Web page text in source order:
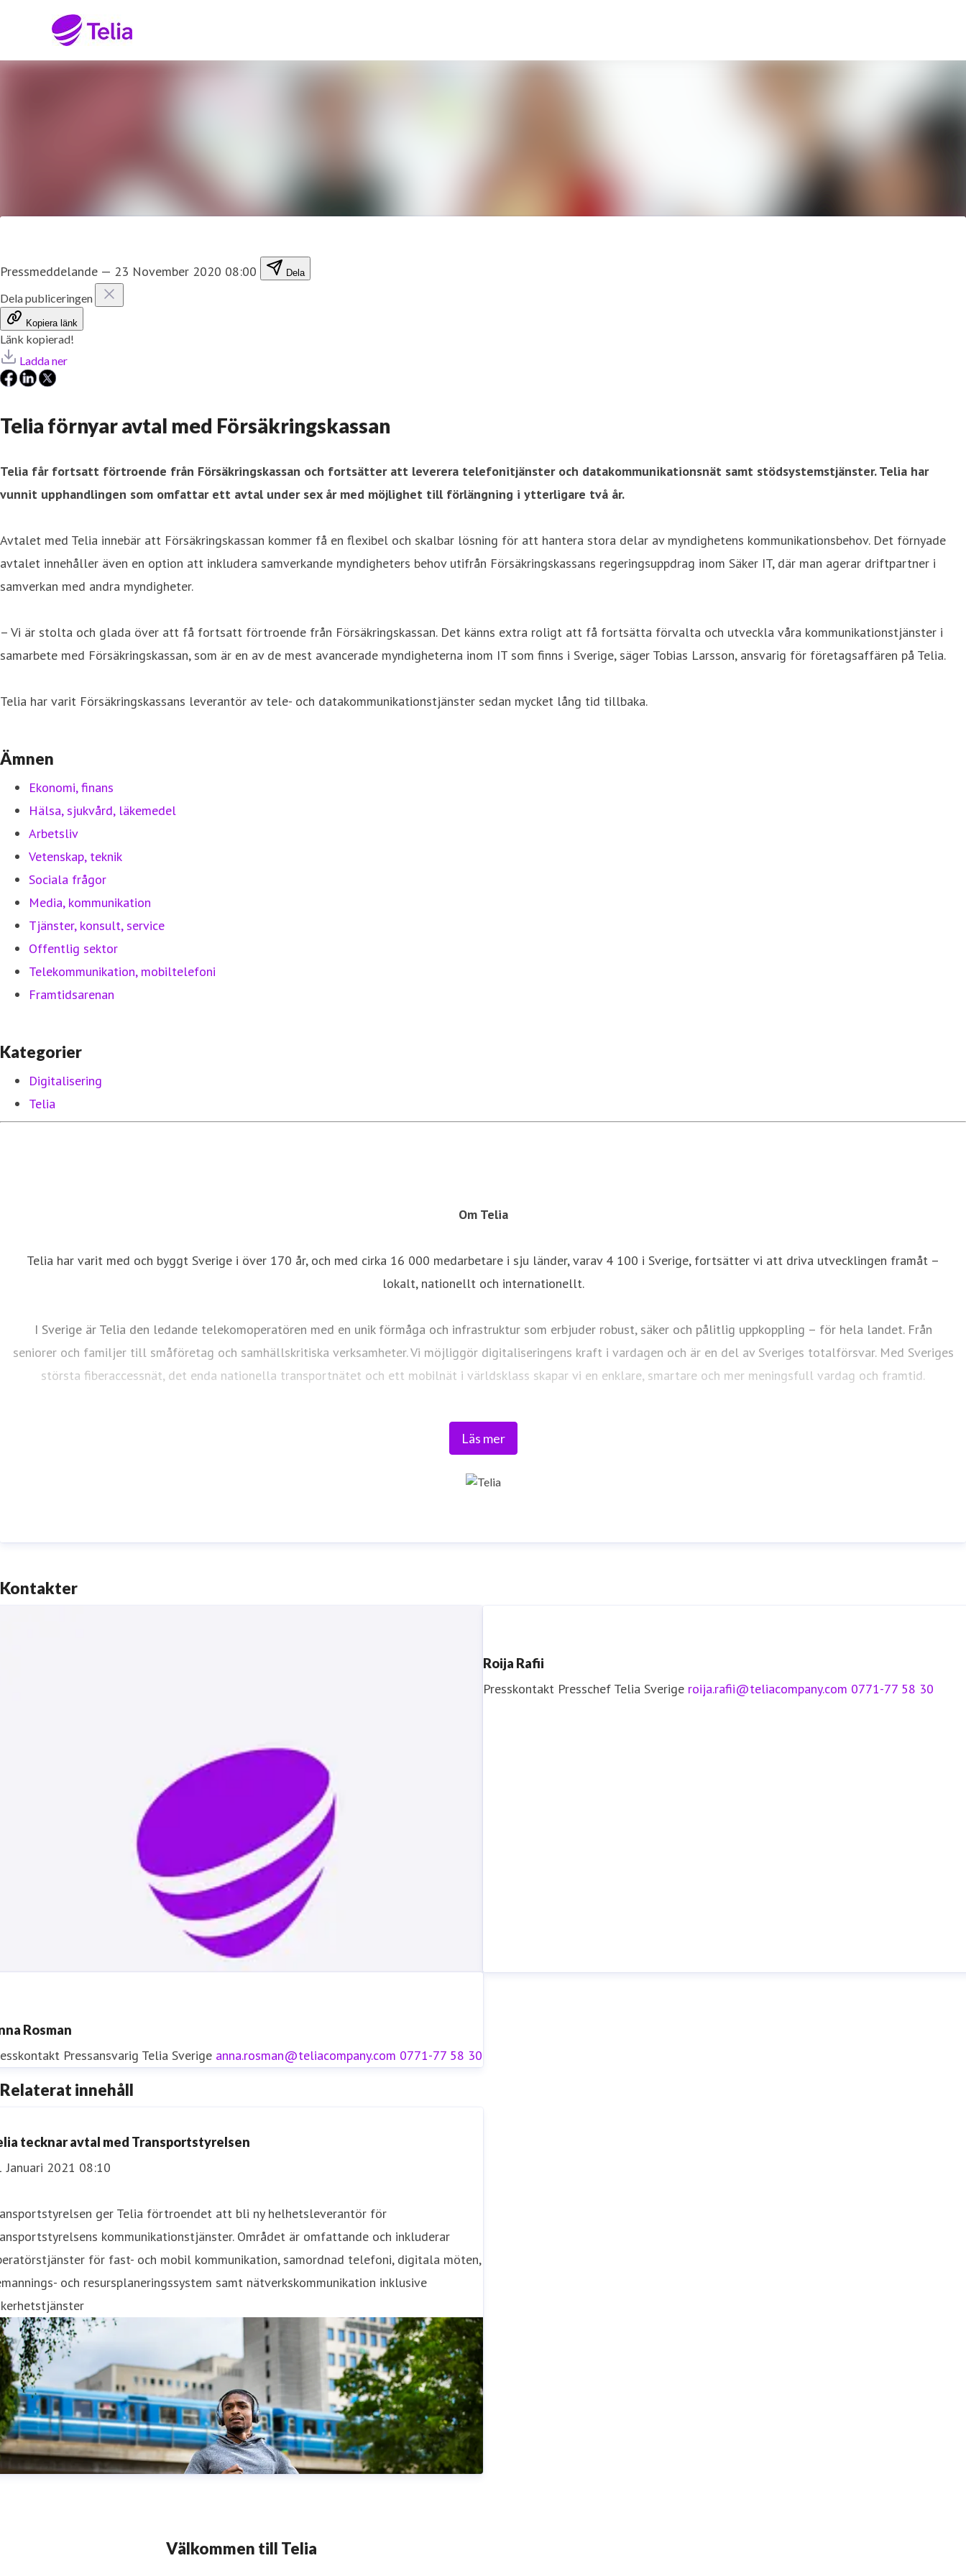
Sök i nyhetsrummet
Pressmeddelande — 23 November 2020 08:00 Dela
Dela publiceringen
Kopiera länk
Länk kopierad!
Ladda ner
Telia förnyar avtal med Försäkringskassan
Telia får fortsatt förtroende från Försäkringskassan och fortsätter att leverera telefonitjänster och datakommunikationsnät samt stödsystemstjänster. Telia har
vunnit upphandlingen som omfattar ett avtal under sex år med möjlighet till förlängning i ytterligare två år.
Avtalet med Telia innebär att Försäkringskassan kommer få en flexibel och skalbar lösning för att hantera stora delar av myndighetens kommunikationsbehov. Det förnyade
avtalet innehåller även en option att inkludera samverkande myndigheters behov utifrån Försäkringskassans regeringsuppdrag inom Säker IT, där man agerar driftpartner i
samverkan med andra myndigheter.
– Vi är stolta och glada över att få fortsatt förtroende från Försäkringskassan. Det känns extra roligt att få fortsätta förvalta och utveckla våra kommunikationstjänster i
samarbete med Försäkringskassan, som är en av de mest avancerade myndigheterna inom IT som finns i Sverige, säger Tobias Larsson, ansvarig för företagsaffären på Telia.
Telia har varit Försäkringskassans leverantör av tele- och datakommunikationstjänster sedan mycket lång tid tillbaka.
Ämnen
Ekonomi, finans
Hälsa, sjukvård, läkemedel
Arbetsliv
Vetenskap, teknik
Sociala frågor
Media, kommunikation
Tjänster, konsult, service
Offentlig sektor
Telekommunikation, mobiltelefoni
Framtidsarenan
Kategorier
Digitalisering
Telia
Om Telia
Telia har varit med och byggt Sverige i över 170 år, och med cirka 16 000 medarbetare i sju länder, varav 4 100 i Sverige, fortsätter vi att driva utvecklingen framåt –
lokalt, nationellt och internationellt.
I Sverige är Telia den ledande telekomoperatören med en unik förmåga och infrastruktur som erbjuder robust, säker och pålitlig uppkoppling – för hela landet. Från
seniorer och familjer till småföretag och samhällskritiska verksamheter. Vi möjliggör digitaliseringens kraft i vardagen och är en del av Sveriges totalförsvar. Med Sveriges
största fiberaccessnät, det enda nationella transportnätet och ett mobilnät i världsklass skapar vi en enklare, smartare och mer meningsfull vardag och framtid.
Tryggt, hållbart och säkert. Det är
Läs mer
Kontakter
0771-77 58 30
Roija Rafii
Presskontakt Presschef Telia Sverige roija.rafii@teliacompany.com 0771-77 58 30
Rosman
Pressansvarig Telia Sverige anna.rosman@teliacompany.com 0771-77 58 30
Relaterat innehåll
tecknar avtal med Transportstyrelsen
Januari 2021 08:10
ger Telia förtroendet att bli ny helhetsleverantör för
kommunikationstjänster. Området är omfattande och inkluderar
för fast- och mobil kommunikation, samordnad telefoni, digitala möten,
och resursplaneringssystem samt nätverkskommunikation inklusive
Välkommen till Telia